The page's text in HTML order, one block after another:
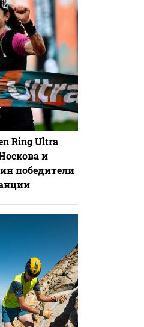
Ring Ultra
и
победители